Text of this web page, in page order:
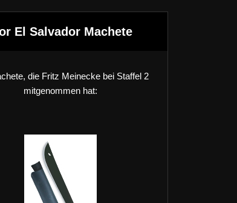
El Salvador Machete
die Fritz Meinecke bei Staffel 2
mitgenommen hat: